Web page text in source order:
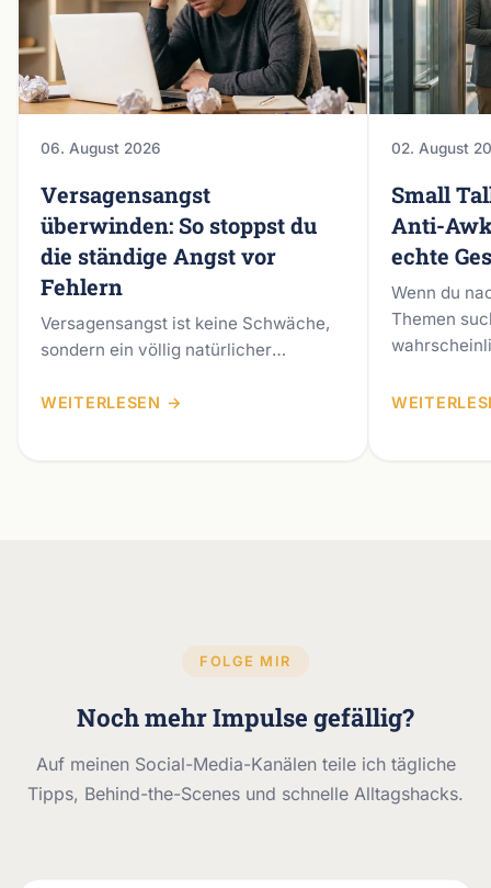
06. August 2026
Versagensangst
überwinden: So stoppst du
die ständige Angst vor
Fehlern
Versagensangst ist keine Schwäche,
sondern ein völlig natürlicher
der dich vor negativer Bewertung
WEITERLESEN →
02. August
Small
Anti-
echte
Wenn du
Themen
fürchtest
FOLGE MIR
Noch mehr Impulse gefällig?
Auf meinen Social-Media-Kanälen teile ich tägliche
Tipps, Behind-the-Scenes und schnelle Alltagshacks.